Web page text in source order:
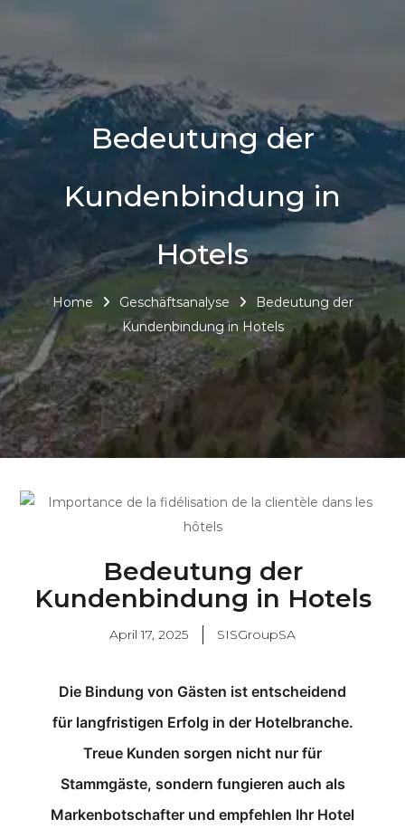
Bedeutung der
Kundenbindung in
Hotels
Home Geschäftsanalyse
Bedeutung der
Kundenbindung in Hotels
Bedeutung der
Kundenbindung in Hotels
April 17, 2025 SISGroupSA
Die Bindung von Gästen ist entscheidend
für langfristigen Erfolg in der Hotelbranche.
Treue Kunden sorgen nicht nur für
Stammgäste, sondern fungieren auch als
Markenbotschafter und empfehlen Ihr Hotel